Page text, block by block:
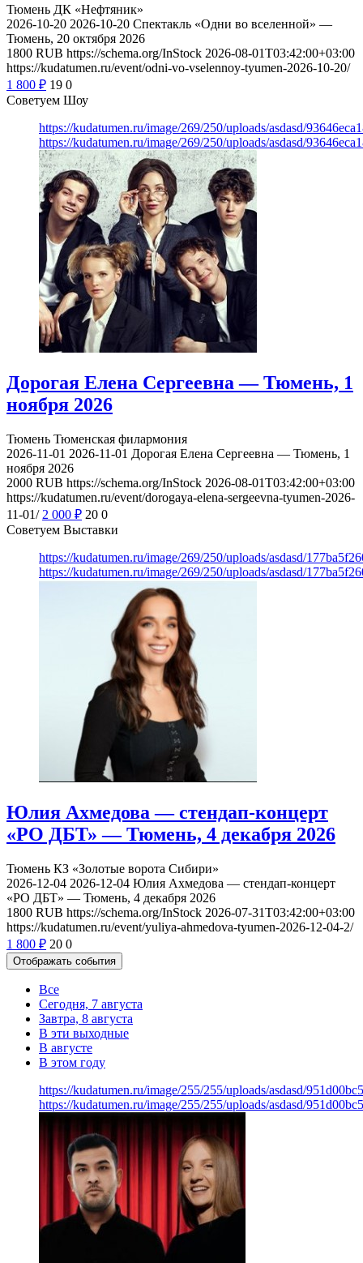
Тюмень ДК «Нефтяник»
2026-10-20 2026-10-20 Спектакль «Одни во вселенной» —
Тюмень, 20 октября 2026
1800 RUB https://schema.org/InStock 2026-08-01T03:42:00+03:00
https://kudatumen.ru/event/odni-vo-vselennoy-tyumen-2026-10-20/
1 800 ₽ 19 0
Советуем Шоу
https://kudatumen.ru/image/269/250/uploads/asdasd/
https://kudatumen.ru/image/269/250/uploads/asdasd/
Дорогая Елена Сергеевна — Тюмень, 1
ноября 2026
Тюмень Тюменская филармония
2026-11-01 2026-11-01 Дорогая Елена Сергеевна — Тюмень, 1
ноября 2026
2000 RUB https://schema.org/InStock 2026-08-01T03:42:00+03:00
https://kudatumen.ru/event/dorogaya-elena-sergeevna-tyumen-2026-
11-01/ 2 000 ₽ 20 0
Советуем Выставки
https://kudatumen.ru/image/269/250/uploads/asdasd/
https://kudatumen.ru/image/269/250/uploads/asdasd/
Юлия Ахмедова — стендап-концерт
«РО ДБТ» — Тюмень, 4 декабря 2026
Тюмень КЗ «Золотые ворота Сибири»
2026-12-04 2026-12-04 Юлия Ахмедова — стендап-концерт
«РО ДБТ» — Тюмень, 4 декабря 2026
1800 RUB https://schema.org/InStock 2026-07-31T03:42:00+03:00
https://kudatumen.ru/event/yuliya-ahmedova-tyumen-2026-12-04-2/
1 800 ₽ 20 0
Отображать события
Все
Сегодня, 7 августа
Завтра, 8 августа
В эти выходные
В августе
В этом году
https://kudatumen.ru/image/255/255/uploads/asdasd/
https://kudatumen.ru/image/255/255/uploads/asdasd/